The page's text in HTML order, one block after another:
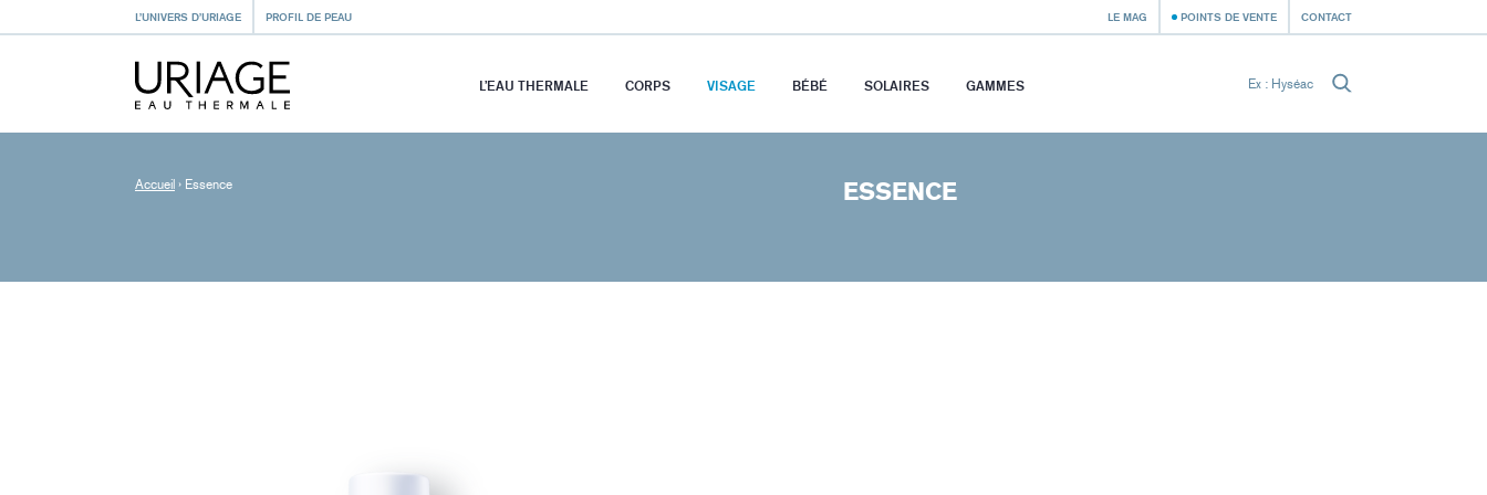
L’UNIVERS D’URIAGE PROFIL DE PEAU LE MAG POINTS DE VENTE CONTACT
L’EAU THERMALE CORPS VISAGE BÉBÉ SOLAIRES GAMMES
Accueil › Essence ESSENCE